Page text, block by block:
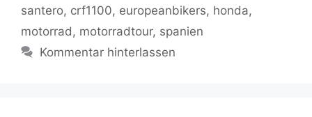
o
k
p
k
santero, crf1100, europeanbikers, honda,
motorrad , motorradtour, spanien
Kommentar hinterlassen